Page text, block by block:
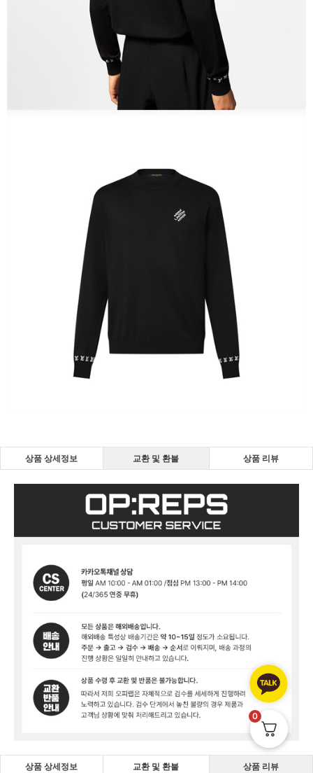
상품 상세정보 교환 및 환불 상품 리뷰
상품 상세정보 교환 및 환불 상품 리뷰
0